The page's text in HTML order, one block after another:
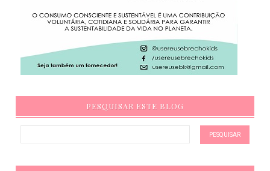
PESQUISAR ESTE BLOG